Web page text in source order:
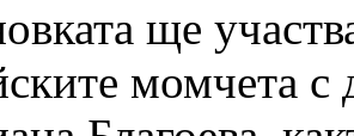
ще
момчета с